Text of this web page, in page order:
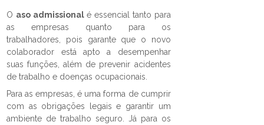
O aso admissionalé essencial tanto para
as empresas quanto para os
trabalhadores, pois garante que o novo
colaborador está apto a desempenhar
suas funções, além de prevenir acidentes
de trabalho e doenças ocupacionais.
Para as empresas, é uma forma de cumprir
com as obrigações legais e garantir um
ambiente de trabalho seguro. Já para os